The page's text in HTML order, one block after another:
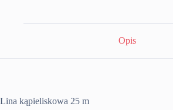
Opis
Lina kąpieliskowa 25 m